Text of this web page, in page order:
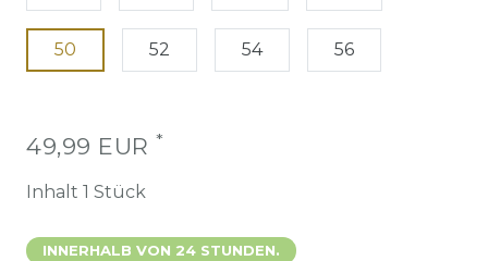
50 52 54 56
49,99 EUR *
Inhalt 1 Stück
INNERHALB VON 24 STUNDEN.